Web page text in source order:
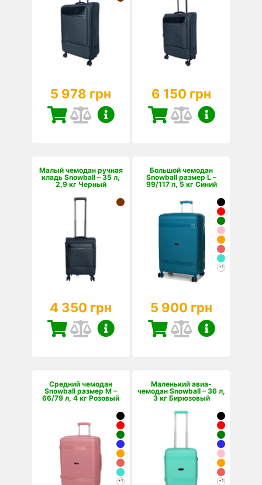
5 978 грн 6 150 грн
Малый чемодан ручная
кладь Snowball – 35 л,
2,9 кг Черный
4 350 грн
Большой чемодан
Snowball размер L –
99/117 л, 5 кг Синий
+1
5 900 грн
Средний чемодан
Snowball размер M –
66/79 л, 4 кг Розовый
+1
Маленький авиа-
чемодан Snowball – 36 л,
3 кг Бирюзовый
+1